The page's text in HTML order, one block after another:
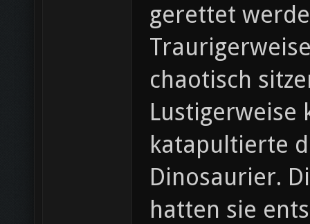
gerettet
chaotisch
Lustigerweise
katapultierte
Dinosaurier.
hatten sie